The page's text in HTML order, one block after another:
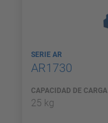
SERIE AR
AR1730
CAPACIDAD DE CARGA
25 kg